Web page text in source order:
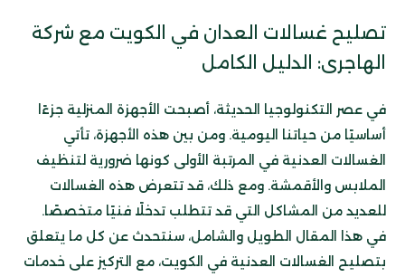
تصليح غسالات العدان في الكويت مع شركة
الهاجرى: الدليل الكامل
في عصر التكنولوجيا الحديثة، أصبحت الأجهزة المنزلية جزءًا
أساسيًا من حياتنا اليومية. ومن بين هذه الأجهزة، تأتي
الغسالات العدنية في المرتبة الأولى كونها ضرورية لتنظيف
الملابس والأقمشة. ومع ذلك، قد تتعرض هذه الغسالات
للعديد من المشاكل التي قد تتطلب تدخلًا فنيًا متخصصًا.
في هذا المقال الطويل والشامل، سنتحدث عن كل ما يتعلق
بتصليح الغسالات العدنية في الكويت، مع التركيز على خدمات